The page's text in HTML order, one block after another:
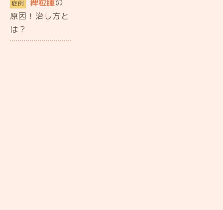
症例 稗粒腫の
原因！治し方と
は？